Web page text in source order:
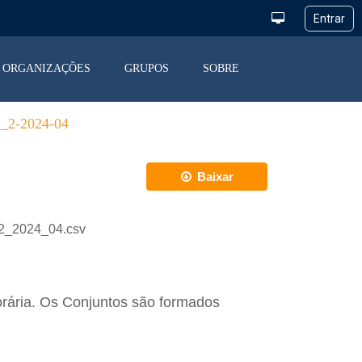
ORGANIZAÇÕES GRUPOS SOBRE
2024-04
Baixar
Os Conjuntos são formados